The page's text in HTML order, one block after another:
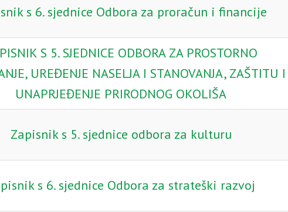
s 6. sjednice Odbora za proračun i financije
S 5. SJEDNICE ODBORA ZA PROSTORNO
UREĐENJE NASELJA I STANOVANJA, ZAŠTITU I
UNAPRJEĐENJE PRIRODNOG OKOLIŠA
Zapisnik s 5. sjednice odbora za kulturu
s 6. sjednice Odbora za strateški razvoj